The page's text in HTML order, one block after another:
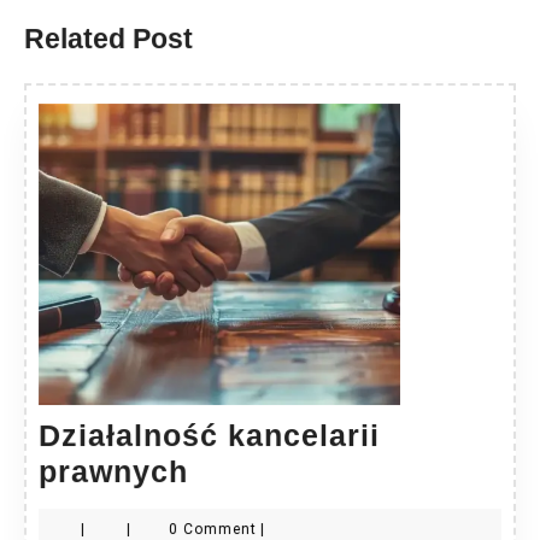
Related Post
Działalność kancelarii
prawnych
0 Comment